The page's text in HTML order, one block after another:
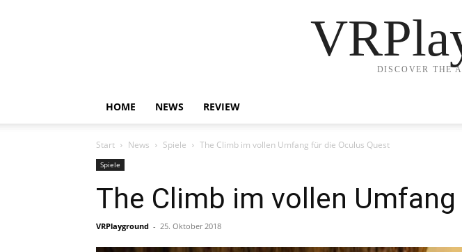
DISCOVER THE
HOME NEWS REVIEW
Start News Spiele The Climb im vollen Umfang für die Oculus Quest
Spiele
The Climb im vollen
VRPlayground - 25. Oktober 2018